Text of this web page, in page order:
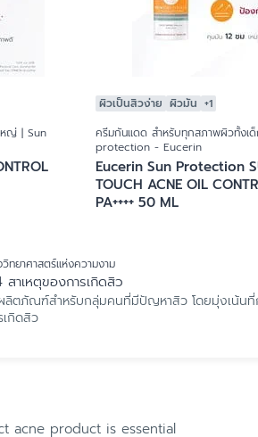
หญ่ | Sun
ผิวเป็นสิวง่าย ผิวมัน +1
ครีมกันแดด สำหรับทุกสภาพผิวทั้งเ
protection - Eucerin
Eucerin Sun Protection
TOUCH ACNE OIL
PA++++ 50 ML
ทยาศาสตร์แห่งความงาม
สาเหตุของการเกิดสิว
ตภัณฑ์สำหรับกลุ่มคนที่มีปัญหาสิว โดยมุ่งเน้นที่ก
กิดสิว
acne product is essential